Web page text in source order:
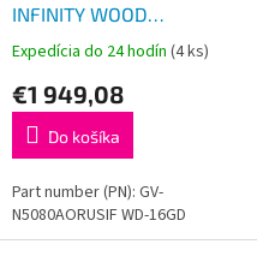
INFINITY WOOD
16G/Gaming/16GB/GDDR7
Expedícia do 24 hodín (4 ks)
€1 949,08
Do košíka
Part number (PN): GV-
N5080AORUSIF WD-16GD